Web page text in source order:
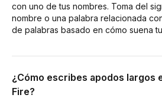
con uno de tus nombres. Toma del
nombre o una palabra relacionada
de palabras basado en cómo suena
¿Cómo escribes apodos largos
Fire?